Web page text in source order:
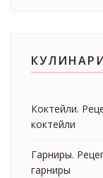
Коктейли.
коктейли
Гарниры.
гарниры